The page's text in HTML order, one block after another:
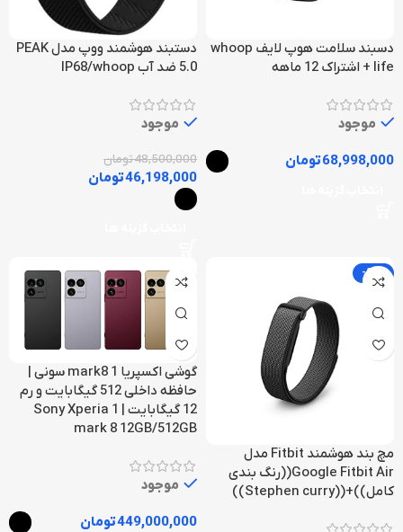
دسبند سلامت هوپ لایف whoop
life + اشتراک 12 ماهه
موجود
68,998,000تومان
دستبند هوشمند ووپ مدل PEAK
5.0 ضد آب IP68/whoop
موجود
48,500,000تومان
46,198,000تومان
-22%
مچ بند هوشمند Fitbit مدل
Google Fitbit Air((رنگ بندی
کامل))+((Stephen curry))
گوشی اکسپریا 1 mark8 سونی |
حافظه داخلی 512 گیگابایت و رم
12 گیگابایت | Sony Xperia 1
mark 8 12GB/512GB
موجود
449,000,000تومان